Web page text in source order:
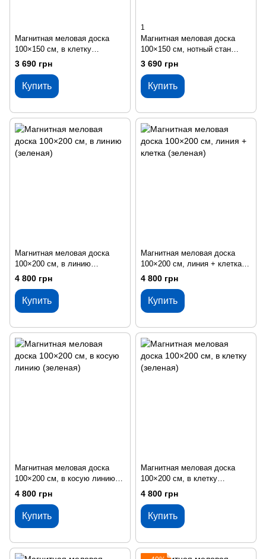
Магнитная меловая доска
100×150 см, в клетку
(зеленая)
3 690 грн
Купить
1
Магнитная меловая доска
100×150 см, нотный стан
(зеленая)
3 690 грн
Купить
Магнитная меловая доска
100×200 см, в линию
(зеленая)
4 800 грн
Купить
Магнитная меловая доска
100×200 см, линия + клетка
(зеленая)
4 800 грн
Купить
Магнитная меловая доска
100×200 см, в косую линию
(зеленая)
4 800 грн
Купить
Магнитная меловая доска
100×200 см, в клетку
(зеленая)
4 800 грн
Купить